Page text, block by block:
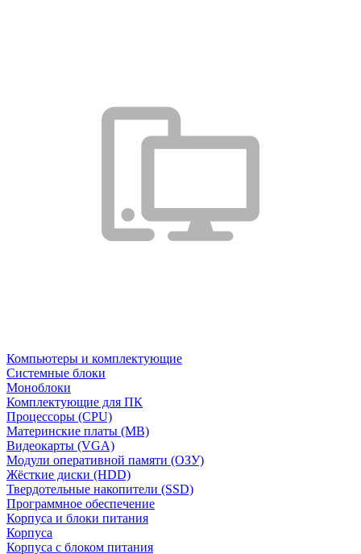
Компьютеры и комплектующие
Системные блоки
Моноблоки
Комплектующие для ПК
Процессоры (CPU)
Материнские платы (MB)
Видеокарты (VGA)
Модули оперативной памяти (ОЗУ)
Жёсткие диски (HDD)
Твердотельные накопители (SSD)
Программное обеспечение
Корпуса и блоки питания
Корпуса
Корпуса с блоком питания